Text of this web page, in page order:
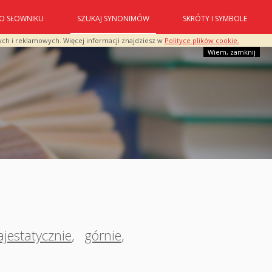
i reklamowych. Więcej informacji znajdziesz w Polityce plików cookie.
Wiem, zamknij
O SŁOWNIKU SZUKAJ SYNONIMÓW SKRÓTY I SYMBOLE
, górnie,